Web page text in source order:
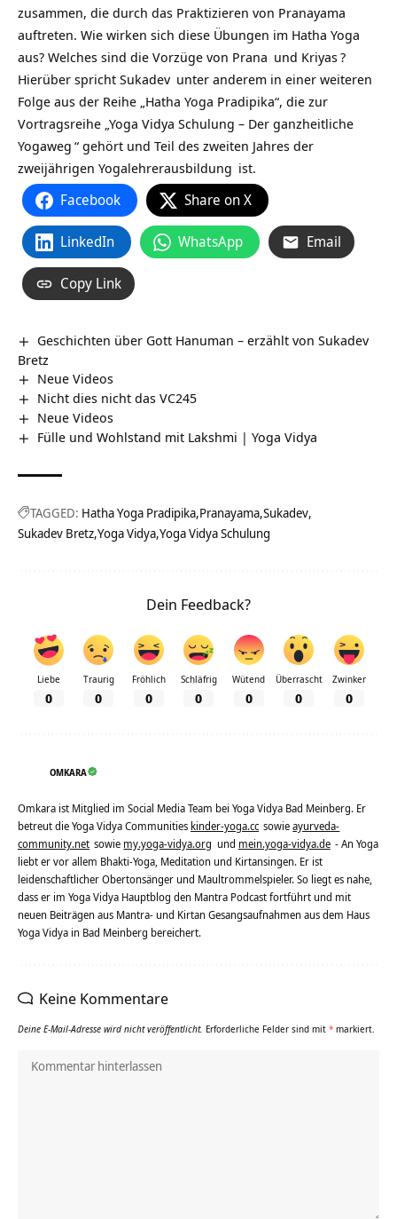
zusammen, die durch das Praktizieren von Pranayama
auftreten. Wie wirken sich diese Übungen im Hatha Yoga
aus? Welches sind die Vorzüge von Prana und Kriyas?
Hierüber spricht Sukadev unter anderem in einer weiteren
Folge aus der Reihe „Hatha Yoga Pradipika“, die zur
Vortragsreihe „Yoga Vidya Schulung – Der ganzheitliche
Yogaweg “ gehört und Teil des zweiten Jahres der
zweijährigen Yogalehrerausbildung ist.
Facebook Share on X
LinkedIn WhatsApp Email
Copy Link
Geschichten über Gott Hanuman – erzählt von Sukadev
Bretz
Neue Videos
Nicht dies nicht das VC245
Neue Videos
Fülle und Wohlstand mit Lakshmi | Yoga Vidya
TAGGED: Hatha Yoga Pradipika Pranayama Sukadev
Sukadev Bretz Yoga Vidya Yoga Vidya Schulung
Dein Feedback?
Liebe
0
Traurig
0
Fröhlich
0
Schläfrig
0
Wütend
0
Überrascht
0
Zwinker
0
OMKARA
Omkara ist Mitglied im Social Media Team bei Yoga Vidya Bad Meinberg. Er
betreut die Yoga Vidya Communities kinder-yoga.cc sowieayurveda-
community.net sowie my.yoga-vidya.org und mein.yoga-vidya.de - An Yoga
liebt er vor allem Bhakti-Yoga, Meditation und Kirtansingen. Er ist
leidenschaftlicher Obertonsänger und Maultrommelspieler. So liegt es nahe,
dass er im Yoga Vidya Hauptblog den Mantra Podcast fortführt und mit
neuen Beiträgen aus Mantra- und Kirtan Gesangsaufnahmen aus dem Haus
Yoga Vidya in Bad Meinberg bereichert.
Keine Kommentare
Deine E-Mail-Adresse wird nicht veröffentlicht. Erforderliche Felder sind mit * markiert.